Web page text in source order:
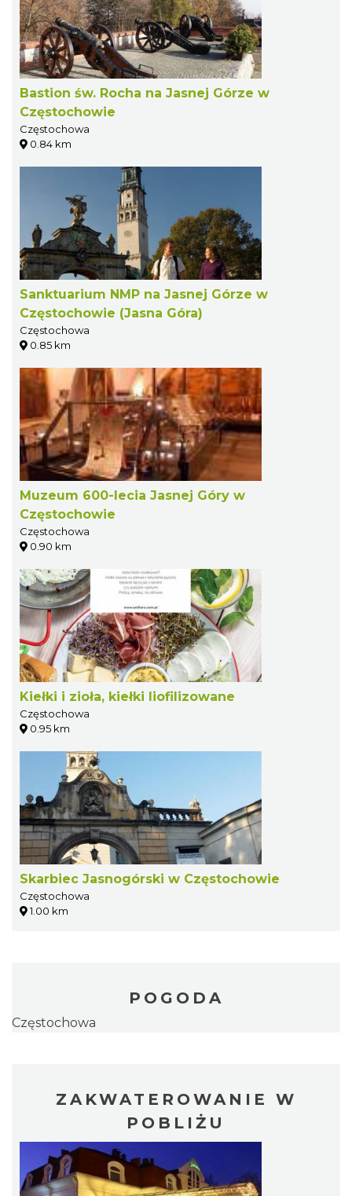
Bastion św. Rocha na Jasnej Górze w
Częstochowie
Częstochowa
0.84 km
Sanktuarium NMP na Jasnej Górze w
Częstochowie (Jasna Góra)
Częstochowa
0.85 km
Muzeum 600-lecia Jasnej Góry w
Częstochowie
Częstochowa
0.90 km
Kiełki i zioła, kiełki liofilizowane
Częstochowa
0.95 km
Skarbiec Jasnogórski w Częstochowie
Częstochowa
1.00 km
POGODA
Częstochowa
ZAKWATEROWANIE W
POBLIŻU